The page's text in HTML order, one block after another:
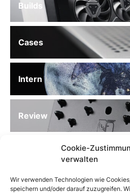
Cookie-
verwalten
Wir verwenden Technologien wie
speichern und/oder darauf zuzugreifen.
Builds
Cases
Intern
Review